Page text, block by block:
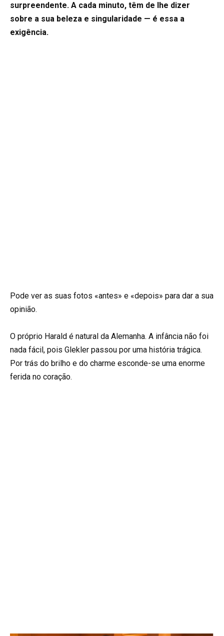
surpreendente. A cada minuto, têm de lhe dizer
sobre a sua beleza e singularidade — é essa a
exigência.
Pode ver as suas fotos «antes» e «depois» para dar a sua
opinião.
O próprio Harald é natural da Alemanha. A infância não foi
nada fácil, pois Glekler passou por uma história trágica.
Por trás do brilho e do charme esconde-se uma enorme
ferida no coração.